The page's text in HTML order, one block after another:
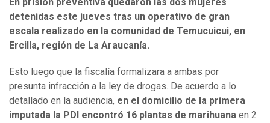
En prisión preventiva quedaron las dos mujeres
detenidas este jueves tras un operativo de gran
escala realizado en la comunidad de Temucuicui, en
Ercilla, región de La Araucanía.
Esto luego que la fiscalía formalizara a ambas por
presunta infracción a la ley de drogas. De acuerdo a lo
detallado en la audiencia, en el domicilio de la primera
imputada la PDI encontró 16 plantas de marihuana en 2